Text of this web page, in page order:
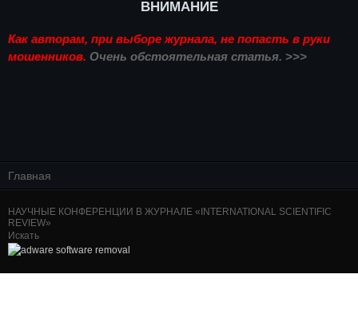
ВНИМАНИЕ
Как авторам, при выборе журнала, не попасть в руки
мошенников. Очень обстоятельная статья. >>>
Главная
НАУЧНЫЕ КОНФЕРЕНЦИИ В ЖУРНАЛЕ «INTERNATIONAL SCIENTIFIC
REVIEW»
Искать